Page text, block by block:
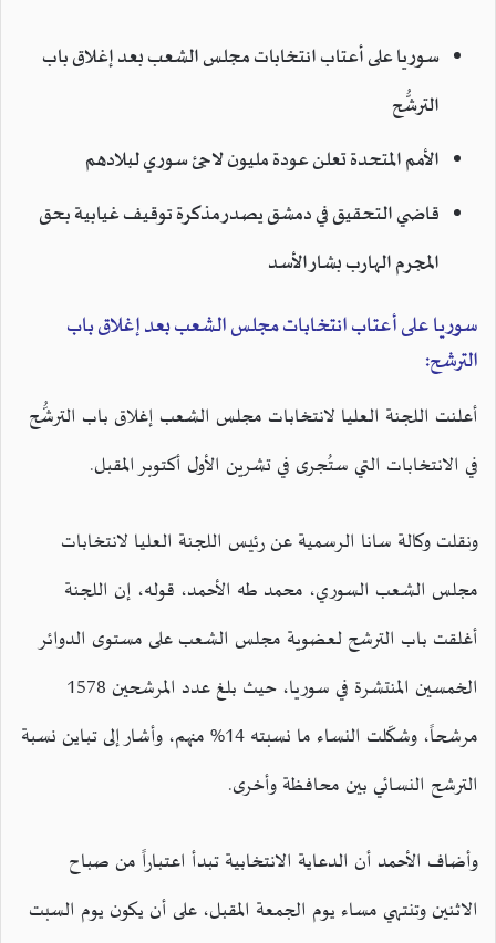
سوريا على أعتاب انتخابات مجلس الشعب بعد إغلاق باب
الترشُّح
الأمم المتحدة تعلن عودة مليون لاجئ سوري لبلادهم
قاضي التحقيق في دمشق يصدر مذكرة توقيف غيابية بحق
المجرم الهارب بشار الأسد
سوريا على أعتاب انتخابات مجلس الشعب بعد إغلاق باب
الترشح:
أعلنت اللجنة العليا لانتخابات مجلس الشعب إغلاق باب الترشُّح
في الانتخابات التي ستُجرى في تشرين الأول أكتوبر المقبل.
ونقلت وكالة سانا الرسمية عن رئيس اللجنة العليا لانتخابات
مجلس الشعب السوري، محمد طه الأحمد، قوله، إن اللجنة
أغلقت باب الترشح لعضوية مجلس الشعب على مستوى الدوائر
الخمسين المنتشرة في سوريا، حيث بلغ عدد المرشحين 1578
مرشحاً، وشكّلت النساء ما نسبته 14% منهم، وأشار إلى تباين نسبة
الترشح النسائي بين محافظة وأخرى.
وأضاف الأحمد أن الدعاية الانتخابية تبدأ اعتباراً من صباح
الاثنين وتنتهي مساء يوم الجمعة المقبل، على أن يكون يوم السبت